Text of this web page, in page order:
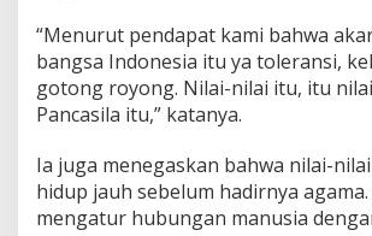
“Menurut pendapat kami bahwa
bangsa Indonesia itu ya toleransi,
gotong royong. Nilai-nilai itu, itu
Pancasila itu,” katanya.
Ia juga menegaskan bahwa nilai-
hidup jauh sebelum hadirnya
mengatur hubungan manusia